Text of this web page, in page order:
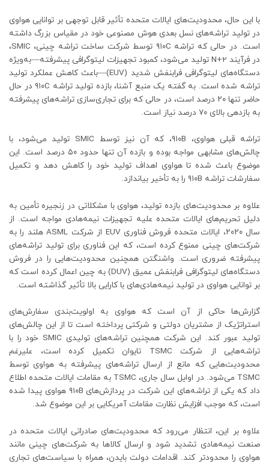
با این حال، محدودیت‌های ایالات متحده تأثیر قابل توجهی بر توانایی هواوی
در تولید تراشه‌های نسل بعدی هوش مصنوعی خود در مقیاس بزرگ داشته
است. در حالی که تراشه ۹۱۰C توسط شرکت ساخت تراشه چینی، SMIC،
در فرآیند N+2 تولید می‌شود، کمبود تجهیزات لیتوگرافی پیشرفته—به‌ویژه
دستگاه‌های لیتوگرافی فرابنفش شدید (EUV)—باعث کاهش عملکرد تولید
تراشه شده است. به گفته یک منبع آشنا، بازده تولید تراشه ۹۱۰C در حال
حاضر تنها ۲۰ درصد است، در حالی که برای تجاری‌سازی تراشه‌های پیشرفته
به بازدهی بالای ۷۰ درصد نیاز است.
تراشه قبلی هواوی، ۹۱۰B، که آن نیز توسط SMIC تولید می‌شود، با
چالش‌های مشابهی مواجه بوده و بازده آن تنها حدود ۵۰ درصد است. این
موضوع باعث شده تا هواوی اهداف تولید خود را کاهش دهد و تکمیل
سفارشات تراشه ۹۱۰B را به تأخیر بیاندازد.
علاوه بر محدودیت‌های بازده تولید، هواوی با مشکلاتی در زنجیره تأمین به
دلیل تحریم‌های ایالات متحده علیه تجهیزات نیمه‌هادی مواجه است. از
سال ۲۰۲۰، ایالات متحده فروش فناوری EUV از شرکت ASML هلند را به
شرکت‌های چینی ممنوع کرده است، که این فناوری برای تولید تراشه‌های
پیشرفته ضروری است. واشنگتن همچنین محدودیت‌هایی را در فروش
دستگاه‌های لیتوگرافی فرابنفش عمیق (DUV) به چین اعمال کرده است که
بر توانایی هواوی در تولید نیمه‌هادی‌های با کارایی بالا تأثیر گذاشته است.
گزارش‌ها حاکی از آن است که هواوی به اولویت‌بندی سفارش‌های
استراتژیک از مشتریان دولتی و شرکتی پرداخته است تا از این چالش‌های
تولید عبور کند. این شرکت همچنین تراشه‌های تولیدی SMIC خود را با
تراشه‌هایی از شرکت TSMC تایوان تکمیل کرده است، علیرغم
محدودیت‌هایی که مانع از ارسال تراشه‌های پیشرفته به هواوی توسط
TSMC می‌شود. در اوایل سال جاری، TSMC به مقامات ایالات متحده اطلاع
داد که یکی از تراشه‌های این شرکت در پردازش‌های ۹۱۰B هواوی پیدا شده
است، که موجب افزایش نظارت مقامات آمریکایی بر این موضوع شد.
علاوه بر این، انتظار می‌رود که محدودیت‌های صادراتی ایالات متحده در
صنعت نیمه‌هادی تشدید شود و ارسال کالاها به شرکت‌های چینی مانند
هواوی را محدودتر کند. اقدامات دولت بایدن، همراه با سیاست‌های تجاری